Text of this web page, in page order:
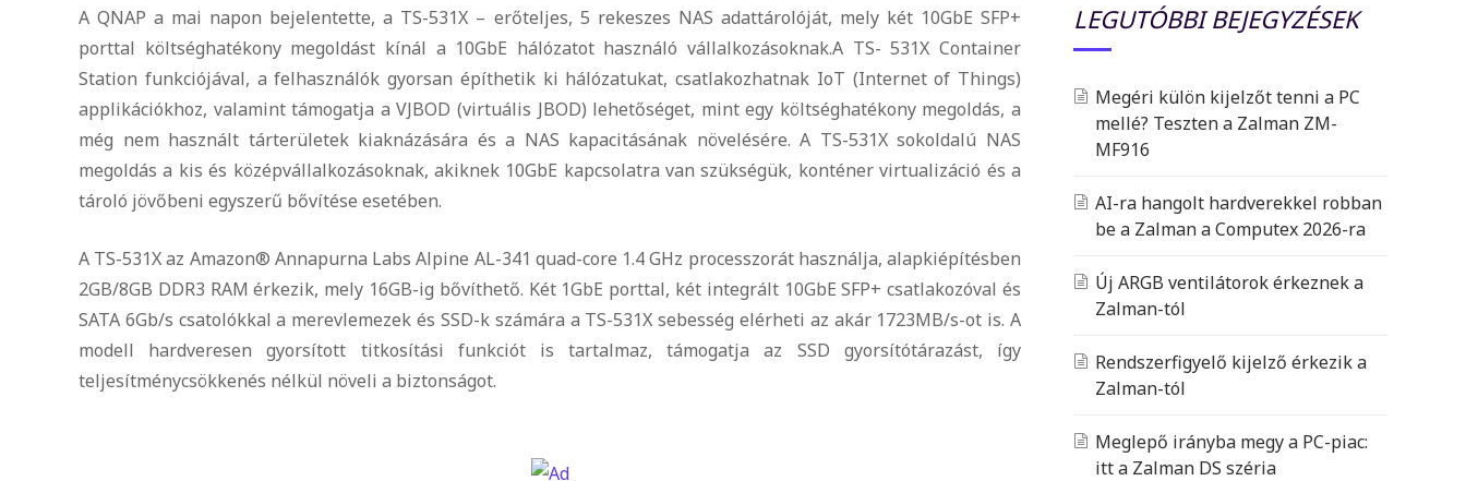
A QNAP a mai napon bejelentette, a TS-531X – erőteljes, 5 rekeszes NAS adattárolóját, mely két 10GbE SFP+
porttal költséghatékony megoldást kínál a 10GbE hálózatot használó vállalkozásoknak.A TS- 531X Container
Station funkciójával, a felhasználók gyorsan építhetik ki hálózatukat, csatlakozhatnak IoT (Internet of Things)
applikációkhoz, valamint támogatja a VJBOD (virtuális JBOD) lehetőséget, mint egy költséghatékony megoldás, a
még nem használt tárterületek kiaknázására és a NAS kapacitásának növelésére. A TS-531X sokoldalú NAS
megoldás a kis és középvállalkozásoknak, akiknek 10GbE kapcsolatra van szükségük, konténer virtualizáció és a
tároló jövőbeni egyszerű bővítése esetében.
A TS-531X az Amazon® Annapurna Labs Alpine AL-341 quad-core 1.4 GHz processzorát használja, alapkiépítésben
2GB/8GB DDR3 RAM érkezik, mely 16GB-ig bővíthető. Két 1GbE porttal, két integrált 10GbE SFP+ csatlakozóval és
SATA 6Gb/s csatolókkal a merevlemezek és SSD-k számára a TS-531X sebesség elérheti az akár 1723MB/s-ot is. A
modell hardveresen gyorsított titkosítási funkciót is tartalmaz, támogatja az SSD gyorsítótárazást, így
teljesítménycsökkenés nélkül növeli a biztonságot.
LEGUTÓBBI BEJEGYZÉSEK
Megéri külön kijelzőt tenni a PC
mellé? Teszten a Zalman ZM-
MF916
AI-ra hangolt hardverekkel robban
be a Zalman a Computex 2026-ra
Új ARGB ventilátorok érkeznek a
Zalman-tól
Rendszerfigyelő kijelző érkezik a
Zalman-tól
Meglepő irányba megy a PC-piac:
itt a Zalman DS széria